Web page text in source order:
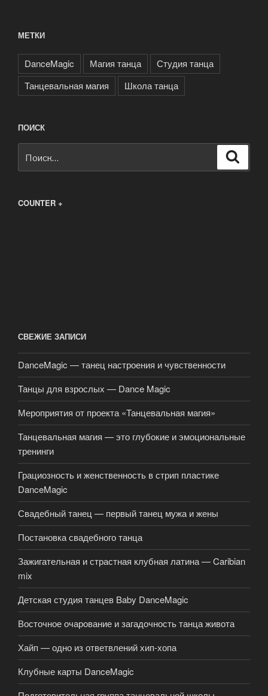
МЕТКИ
DanceMagic Магия танца
Студия танца
Танцевальная магия
Школа танца
ПОИСК
COUNTER +
СВЕЖИЕ ЗАПИСИ
DanceMagic — танец настроения и чувственности
Танцы для взрослых — Dance Magic
Мероприятия от проекта «Танцевальная магия»
Танцевальная магия — это глубокие и эмоциональные
тренинги
Грациозность и женственность в стрип пластике
DanceMagic
Свадебный танец — первый танец мужа и жены
Постановка свадебного танца
Зажигательная и страстная клубная латина — Caribian
mix
Детская студия танцев Baby DanceMagic
Восточное очарование и загадочность танца живота
Хайп — одно из ответвлений хип-хопа
Клубные карты DanceMagic